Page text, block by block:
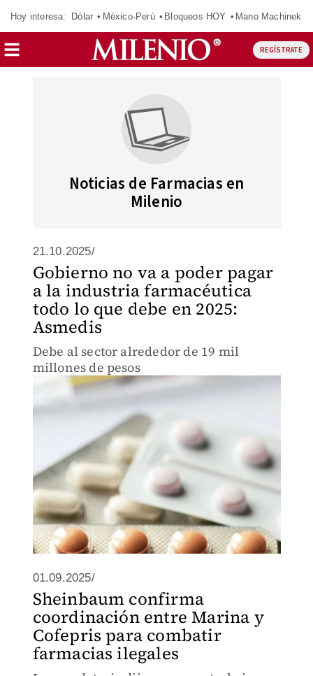
Hoy interesa: Dólar México-Perú Bloqueos HOY Mano Machinek
REGÍSTRATE
Noticias de Farmacias en
Milenio
21.10.2025/
Gobierno no va a poder pagar
a la industria farmacéutica
todo lo que debe en 2025:
Asmedis
Debe al sector alrededor de 19 mil
millones de pesos
01.09.2025/
Sheinbaum confirma
coordinación entre Marina y
Cofepris para combatir
farmacias ilegales